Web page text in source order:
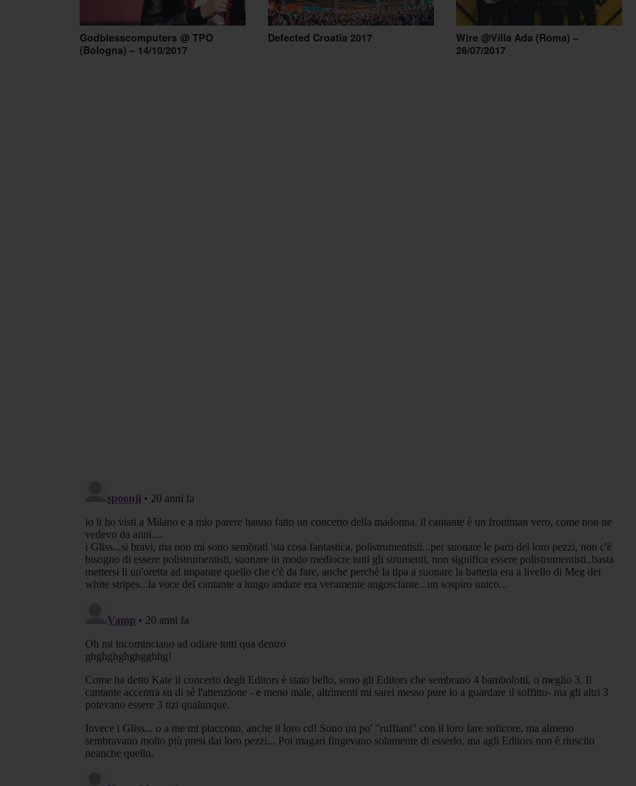
Godblesscomputers @ TPO
(Bologna) – 14/10/2017
Defected Croatia 2017
Wire @Villa Ada (Roma) –
26/07/2017